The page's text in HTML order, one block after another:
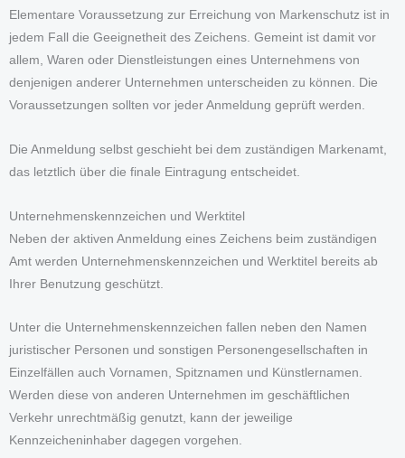
Elementare Voraussetzung zur Erreichung von Markenschutz ist in
jedem Fall die Geeignetheit des Zeichens. Gemeint ist damit vor
allem, Waren oder Dienstleistungen eines Unternehmens von
denjenigen anderer Unternehmen unterscheiden zu können. Die
Voraussetzungen sollten vor jeder Anmeldung geprüft werden.
Die Anmeldung selbst geschieht bei dem zuständigen Markenamt,
das letztlich über die finale Eintragung entscheidet.
Unternehmenskennzeichen und Werktitel
Neben der aktiven Anmeldung eines Zeichens beim zuständigen
Amt werden Unternehmenskennzeichen und Werktitel bereits ab
Ihrer Benutzung geschützt.
Unter die Unternehmenskennzeichen fallen neben den Namen
juristischer Personen und sonstigen Personengesellschaften in
Einzelfällen auch Vornamen, Spitznamen und Künstlernamen.
Werden diese von anderen Unternehmen im geschäftlichen
Verkehr unrechtmäßig genutzt, kann der jeweilige
Kennzeicheninhaber dagegen vorgehen.